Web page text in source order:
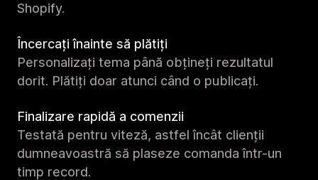
Shopify.
Încercați înainte să plătiți
Personalizați tema până obțineți rezultatul
dorit. Plătiți doar atunci când o publicați.
Finalizare rapidă a comenzii
Testată pentru viteză, astfel încât clienții
dumneavoastră să plaseze comanda într-un
timp record.